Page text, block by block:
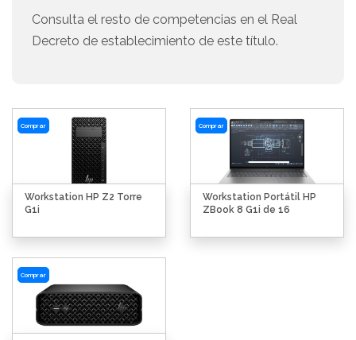
Consulta el resto de competencias en el Real
Decreto de establecimiento de este título.
Comprar
Workstation HP Z2 Torre
G1i
Comprar
Workstation Portátil HP
ZBook 8 G1i de 16
Comprar